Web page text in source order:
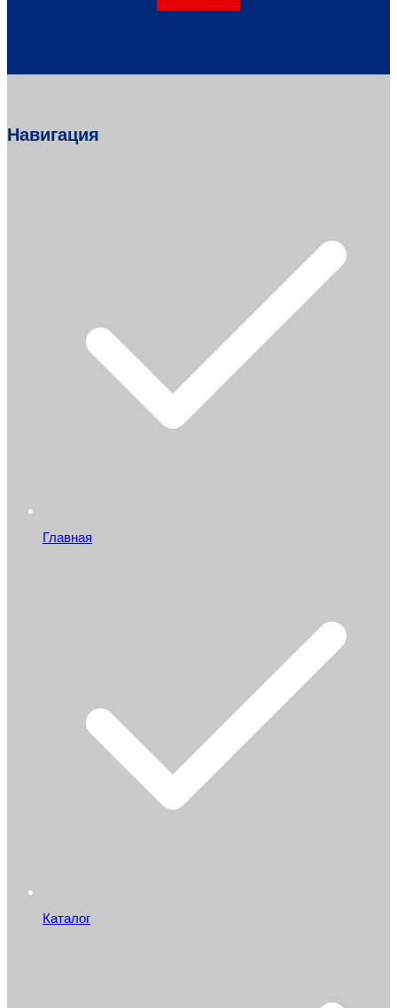
Навигация
Главная
Каталог